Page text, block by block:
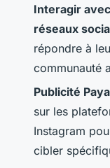
Interagir
réseaux
répondre à
communauté
Publicité
sur les
Instagram
cibler